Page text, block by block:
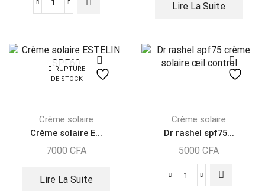
Lire La Suite
RUPTURE
DE STOCK
Crème solaire
Crème solaire E...
7000 CFA
Lire La Suite
Crème solaire
Dr rashel spf75...
5000 CFA